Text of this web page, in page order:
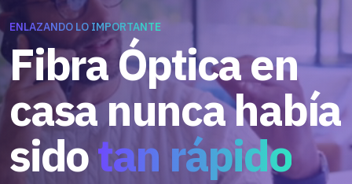
ENLAZANDO LO IMPORTANTE
Fibra Óptica en
casa nunca había
sidotan rápido